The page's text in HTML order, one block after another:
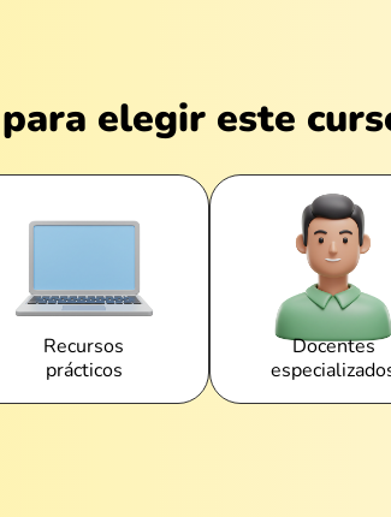
elegir este
Recursos
prácticos
Docentes